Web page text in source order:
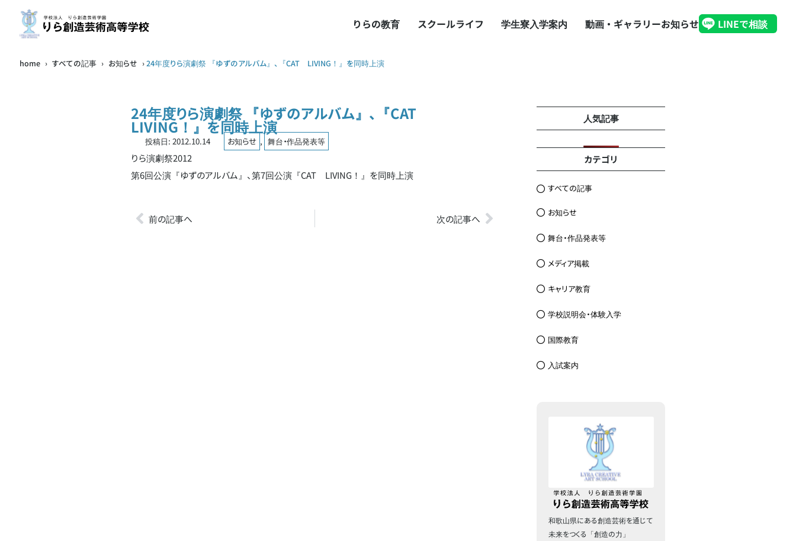
りらの教育 スクールライフ 学生寮入学案内 動画・ギャラリーお知らせ LINEで相談
home › すべての記事 › お知らせ ›24年度りら演劇祭 『ゆずのアルバム』、『CAT LIVING！』を同時上演
24年度りら演劇祭 『ゆずのアルバム』、『CAT
LIVING！』を同時上演
投稿日: 2012.10.14 お知らせ , 舞台・作品発表等
りら演劇祭2012
第6回公演『ゆずのアルバム』、第7回公演『CAT LIVING！』を同時上演
前の記事へ 次の記事へ
人気記事
カテゴリ
すべての記事
お知らせ
舞台・作品発表等
メディア掲載
キャリア教育
学校説明会・体験入学
国際教育
入試案内
和歌山県にある創造芸術を通じて
未来をつくる「創造の力」